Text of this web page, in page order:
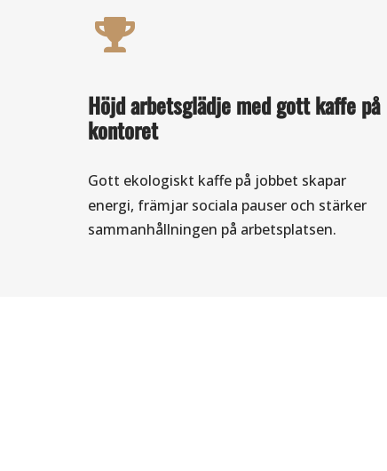
Höjd arbetsglädje med gott kaffe på
kontoret
Gott ekologiskt kaffe på jobbet skapar
energi, främjar sociala pauser och stärker
sammanhållningen på arbetsplatsen.